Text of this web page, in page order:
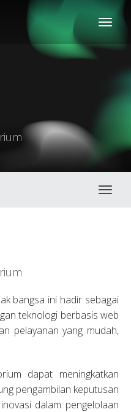
bangsa ini hadir sebagai
teknologi berbasis web
pelayanan yang mudah,
dapat meningkatkan
pengambilan keputusan
dalam pengelolaan